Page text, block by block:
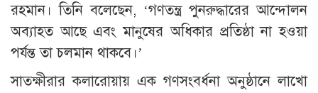
রহমান। তিনি বলেছেন, ‘গণতন্ত্র পুনরুদ্ধারের আন্দোলন
অব্যাহত আছে এবং মানুষের অধিকার প্রতিষ্ঠা না হওয়া
পর্যন্ত তা চলমান থাকবে।’
সাতক্ষীরার কলারোয়ায় এক গণসংবর্ধনা অনুষ্ঠানে লাখো